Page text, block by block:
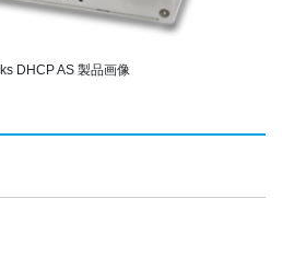
DHCP AS 製品画像